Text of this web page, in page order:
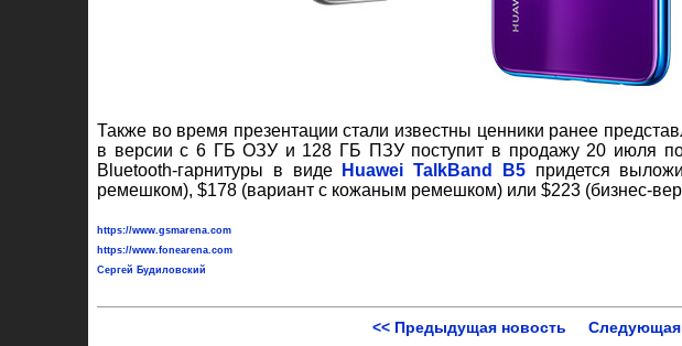
Также во время презентации стали известны ценники ранее
в версии с 6 ГБ ОЗУ и 128 ГБ ПЗУ поступит в продажу 20 июля
Bluetooth-гарнитуры в виде
Huawei TalkBand B5придется
ремешком), $178 (вариант с кожаным ремешком) или $223 (бизнес-
https://www.gsmarena.com
https://www.fonearena.com
Сергей Будиловский
<< Предыдущая новость Следующая